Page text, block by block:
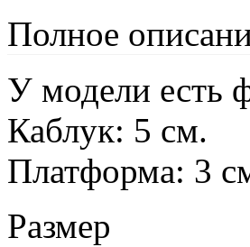
Полное
У модели есть
Каблук: 5 см.
Платформа: 3
Размер